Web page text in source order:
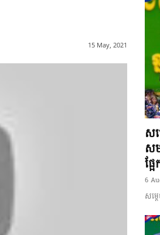
15 May, 2021
ស
ស
ផ្អ
6
សម្